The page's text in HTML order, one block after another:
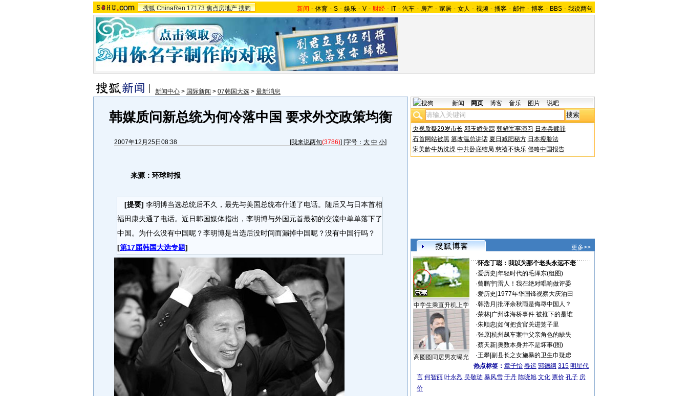
搜狐 ChinaRen 17173 焦点房地产 搜狗 新闻 - 体育 - S - 娱乐 - V - 财经 - IT - 汽车 - 房产 - 家居 - 女人 - 视频 - 播客 - 邮件 - 博客 - BBS - 我说两句
新闻中心 > 国际新闻 > 07韩国大选 > 最新消息
韩媒质问新总统为何冷落中国 要求外交政策均衡
2007年12月25日08:38 [我来说两句(3786)] [字号： 大 中 小]
来源：环球时报
[提要] 李明博当选总统后不久，最先与美国总统布什通了电话。随后又与日本首相
福田康夫通了电话。近日韩国媒体指出，李明博与外国元首最初的交流中单单落下了
中国。为什么没有中国呢？李明博是当选后没时间而漏掉中国呢？没有中国行吗？
[第17届韩国大选专题]
新闻 网页 博客 音乐 图片 说吧
央视质疑29岁市长 邓玉娇失踪 朝鲜军事演习 日本兵赎罪
石首网站被黑 篡改温总讲话 夏日减肥秘方 日本瘦脸法
宋美龄牛奶洗澡 中共卧底结局 慈禧不快乐 侵略中国报告
更多>>
中学生乘直升机上学
高圆圆同居男友曝光
·怀念丁聪：我以为那个老头永远不老
·爱历史 年轻时代的毛泽东(组图)
·曾鹏宇| 雷人！我在绝对唱响做评委
·爱历史 1977年华国锋视察大庆油田
·韩浩月 批评余秋雨是侮辱中国人？
·荣林| 广州珠海桥事件:被推下的是谁
·朱顺忠 如何把贪官关进笼子里
·张原| 杭州飙车案中父亲角色的缺失
·蔡天新| 奥数本身并不是坏事(图)
·王攀| 副县长之女施暴的卫生巾疑虑
热点标签： 章子怡 春运 郭德纲 315 明星代
言 何智丽 叶永烈 吴敬琏 暴风雪 于丹 陈晓旭 文化 票价 孔子 房
价